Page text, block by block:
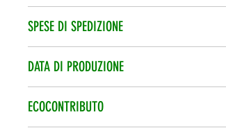
SPESE DI SPEDIZIONE
DATA DI PRODUZIONE
ECOCONTRIBUTO